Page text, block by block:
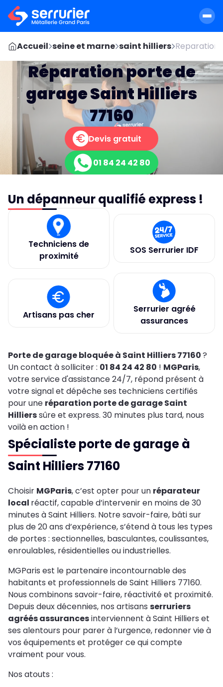
Accueil seine et marne saint hilliers Reparation
Réparation porte de
garage Saint Hilliers
77160
Devis gratuit
01 84 24 42 80
Un dépanneur qualifié express !
Techniciens de
proximité
SOS Serrurier IDF
Artisans pas cher
Serrurier agréé
assurances
Porte de garage bloquée à Saint Hilliers 77160?
Un contact à solliciter : 01 84 24 42 80 ! MGParis,
votre service d'assistance 24/7, répond présent à
votre signal et dépêche ses techniciens certifiés
pour une réparation porte de garage Saint
Hillierssûre et express. 30 minutes plus tard, nous
voilà en action !
Spécialiste porte de garage à
Saint Hilliers 77160
Choisir MGParis, c’est opter pour un réparateur
local réactif, capable d’intervenir en moins de 30
minutes à Saint Hilliers. Notre savoir-faire, bâti sur
plus de 20 ans d’expérience, s’étend à tous les types
de portes : sectionnelles, basculantes, coulissantes,
enroulables, résidentielles ou industrielles.
MGParis est le partenaire incontournable des
habitants et professionnels de Saint Hilliers 77160.
Nous combinons savoir-faire, réactivité et proximité.
Depuis deux décennies, nos artisans serruriers
agréés assurancesinterviennent à Saint Hilliers et
ses alentours pour parer à l’urgence, redonner vie à
vos équipements et protéger ce qui compte
vraiment pour vous.
Nos atouts :